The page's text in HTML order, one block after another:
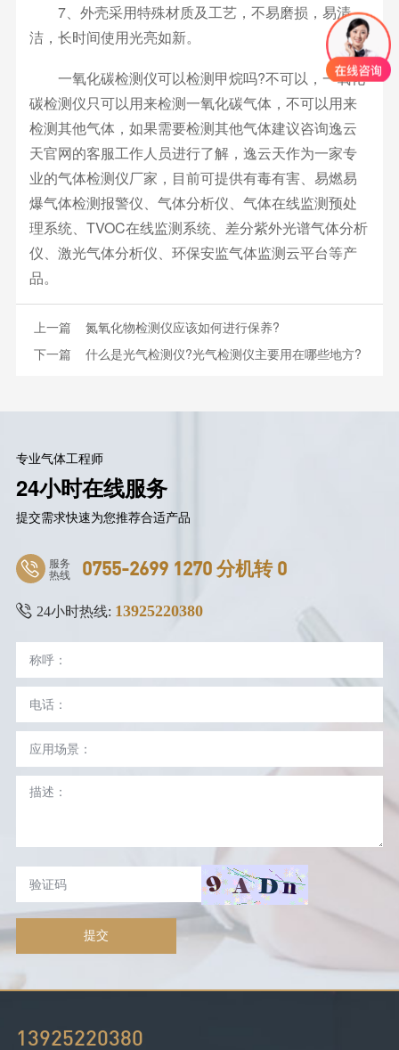
7、外壳采用特殊材质及工艺，不易磨损，易清
洁，长时间使用光亮如新。
一氧化碳检测仪可以检测甲烷吗?不可以，一氧化
碳检测仪只可以用来检测一氧化碳气体，不可以用来
检测其他气体，如果需要检测其他气体建议咨询逸云
天官网的客服工作人员进行了解，逸云天作为一家专
业的气体检测仪厂家，目前可提供有毒有害、易燃易
爆气体检测报警仪、气体分析仪、气体在线监测预处
理系统、TVOC在线监测系统、差分紫外光谱气体分析
仪、激光气体分析仪、环保安监气体监测云平台等产
品。
上一篇 氮氧化物检测仪应该如何进行保养?
下一篇 什么是光气检测仪?光气检测仪主要用在哪些地方?
专业气体工程师
24小时在线服务
提交需求快速为您推荐合适产品
服务
热线 0755-2699 1270 分机转 0
24小时热线: 13925220380
提交
13925220380